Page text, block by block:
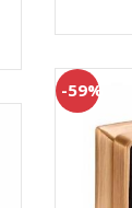
-59%